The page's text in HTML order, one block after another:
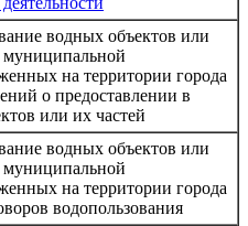
водных объектов или
муниципальной
на территории города
о предоставлении в
или их частей
водных объектов или
муниципальной
на территории города
водопользования